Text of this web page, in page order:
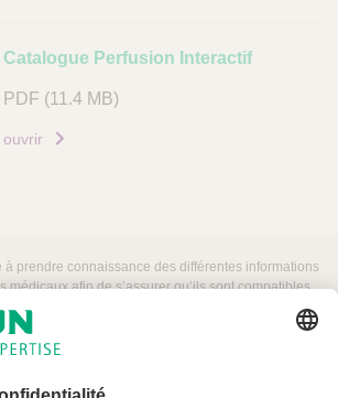
p
t
o
c
u
m
e
Catalogue Perfusion Interactif
PDF (11.4 MB)
ouvrir
à prendre connaissance des différentes informations
médicaux afin de s’assurer qu’ils sont compatibles
animal.